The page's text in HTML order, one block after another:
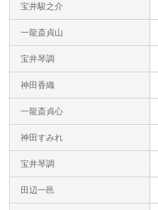
宝井駿之介
一龍斎貞山
宝井琴調
神田香織
一龍斎貞心
神田すみれ
宝井琴調
田辺一邑